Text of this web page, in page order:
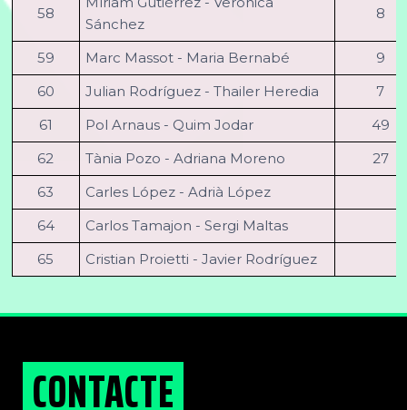
58
Sánchez
8
59 Marc Massot - Maria Bernabé
9
60
Julian Rodríguez - Thailer Heredia
7
61
Pol Arnaus - Quim Jodar
49
62
Tània Pozo - Adriana Moreno
27
63
Carles López - Adrià López
64
Carlos Tamajon - Sergi Maltas
65
Cristian Proietti - Javier Rodríguez
CONTACTE